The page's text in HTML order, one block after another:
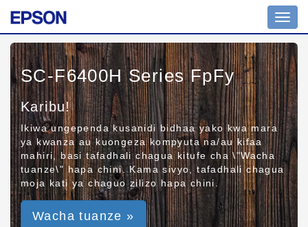
SC-F6400H Series FpFy
Karibu!
Ikiwa ungependa kusanidi bidhaa yako kwa mara
ya kwanza au kuongeza kompyuta na/au kifaa
mahiri, basi tafadhali chagua kitufe cha \"Wacha
tuanze\" hapa chini. Kama sivyo, tafadhali chagua
moja kati ya chaguo zilizo hapa chini.
Wacha tuanze »